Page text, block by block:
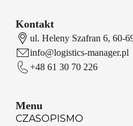
Kontakt
ul. Heleny Szafran 6, 60-
info@logistics-manager.pl
+48 61 30 70 226
Menu
CZASOPISMO